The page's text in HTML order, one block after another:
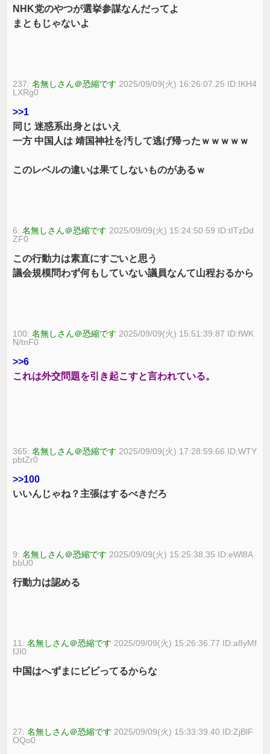
NHK党のやつが選挙参謀なんだってよ
まともじゃないよ
237:名無しさん＠恐縮です 2025/09/09(火) 16:26:07.25 ID:IKH4
LXRg0
>>1
同じ 迷惑系出身とはいえ
一方 中国人は 靖国神社を汚して逃げ帰ったｗｗｗｗｗ
このレベルの違いは果てしないものがあるｗ
6:名無しさん＠恐縮です 2025/09/09(火) 15:24:50.59 ID:tITzDd
ZF0
この行動力は素直にすごいと思う
議会規模問わず何もしていない議員なんて山程おるから
100:名無しさん＠恐縮です 2025/09/09(火) 15:51:39.87 ID:fWK
N/tnF0
>>6
これは外交問題を引き起こすと言われている。
365:名無しさん＠恐縮です 2025/09/09(火) 17:28:59.66 ID:WTY
pbtZr0
>>100
いいんじゃね？主張はするべきだろ
9:名無しさん＠恐縮です 2025/09/09(火) 15:25:38.35 ID:eWl8A
bbU0
行動力は認める
11:名無しさん＠恐縮です 2025/09/09(火) 15:26:36.77 ID:a8yMf
fJI0
中国はへずまにビビってるからな
27:名無しさん＠恐縮です 2025/09/09(火) 15:33:39.40 ID:ZjBlF
OQo0